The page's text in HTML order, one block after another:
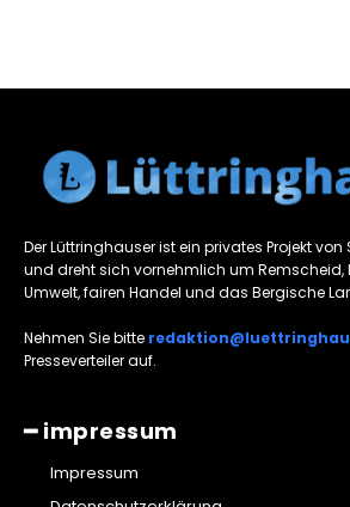
Der Lüttringhauser ist ein privates Projekt
und dreht sich vornehmlich um Remscheid,
Umwelt, fairen Handel und das Bergische
Nehmen Sie bitte
Presseverteiler auf.
━ impressum
Impressum